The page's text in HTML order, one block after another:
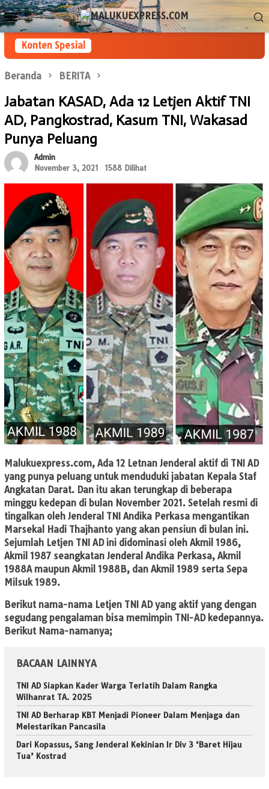
Loncat
ke
konten
Menu
Mobile
Konten Spesial
Beranda BERITA
Jabatan KASAD, Ada 12 Letjen Aktif TNI
AD, Pangkostrad, Kasum TNI, Wakasad
Punya Peluang
Admin
November 3, 2021
1588 Dilihat
Malukuexpress.com, Ada 12 Letnan Jenderal aktif di TNI AD
yang punya peluang untuk menduduki jabatan Kepala Staf
Angkatan Darat. Dan itu akan terungkap di beberapa
minggu kedepan di bulan November 2021. Setelah resmi di
tingalkan oleh Jenderal TNI Andika Perkasa mengantikan
Marsekal Hadi Thajhanto yang akan pensiun di bulan ini.
Sejumlah Letjen TNI AD ini didominasi oleh Akmil 1986,
Akmil 1987 seangkatan Jenderal Andika Perkasa, Akmil
1988A maupun Akmil 1988B, dan Akmil 1989 serta Sepa
Milsuk 1989.
Berikut nama-nama Letjen TNI AD yang aktif yang dengan
segudang pengalaman bisa memimpin TNI-AD kedepannya.
Berikut Nama-namanya;
BACAAN LAINNYA
TNI AD Siapkan Kader Warga Terlatih Dalam Rangka
Wilhanrat TA. 2025
TNI AD Berharap KBT Menjadi Pioneer Dalam Menjaga dan
Melestarikan Pancasila
Dari Kopassus, Sang Jenderal Kekinian Ir Div 3 ‘Baret Hijau
Tua’ Kostrad